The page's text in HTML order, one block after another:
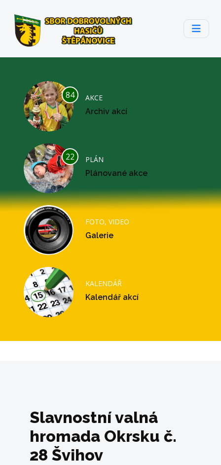
84
AKCE
Archiv akcí
22
PLÁN
Plánované akce
FOTO, VIDEO
Galerie
KALENDÁŘ
Kalendář akcí
Slavnostní valná
hromada Okrsku č.
28 Švihov